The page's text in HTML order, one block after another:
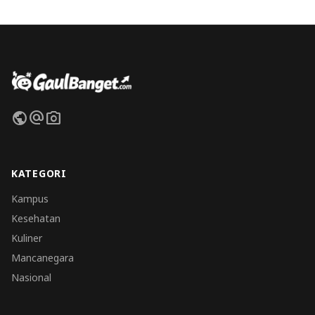
publicalternate_emailphoto_camera
KATEGORI
Kampus
Kesehatan
Kuliner
Mancanegara
Nasional